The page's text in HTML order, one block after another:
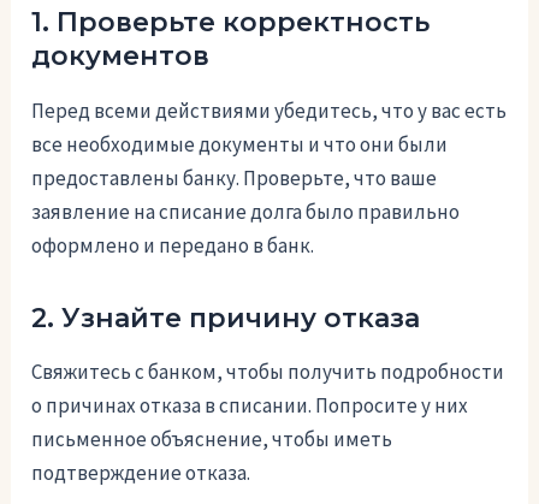
1. Проверьте корректность
документов
Перед всеми действиями убедитесь, что у вас есть
все необходимые документы и что они были
предоставлены банку. Проверьте, что ваше
заявление на списание долга было правильно
оформлено и передано в банк.
2. Узнайте причину отказа
Свяжитесь с банком, чтобы получить подробности
о причинах отказа в списании. Попросите у них
письменное объяснение, чтобы иметь
подтверждение отказа.